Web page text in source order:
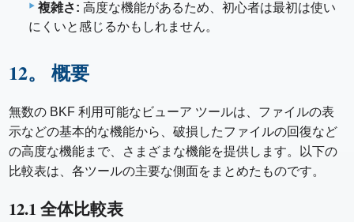
複雑さ: 高度な機能があるため、初心者は最初は使い
にくいと感じるかもしれません。
12。 概要
無数の BKF 利用可能なビューア ツールは、ファイルの表
示などの基本的な機能から、破損したファイルの回復など
の高度な機能まで、さまざまな機能を提供します。以下の
比較表は、各ツールの主要な側面をまとめたものです。
12.1 全体比較表